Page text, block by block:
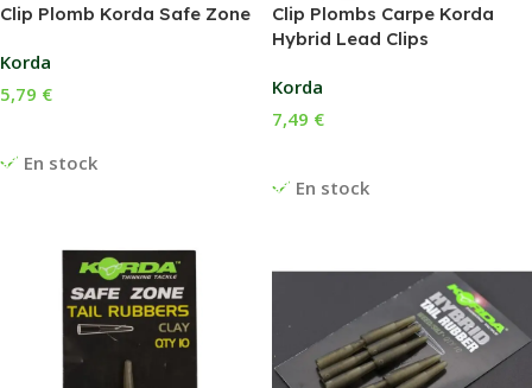
Clip Plomb Korda Safe Zone
Korda
En stock
5,79 €
Clip Plombs Carpe Korda
Hybrid Lead Clips
Korda
En stock
7,49 €